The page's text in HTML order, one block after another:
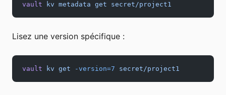
vault kv metadata get secret/project1
Lisez une version spécifique :
vault kv get -version=7 secret/project1